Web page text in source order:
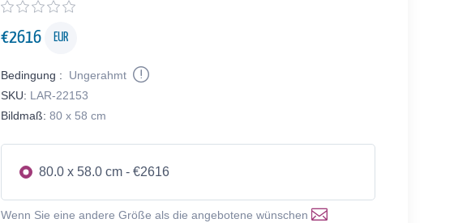
€2616 EUR
Bedingung :
Ungerahmt
SKU: LAR-22153
Bildmaß: 80 x 58 cm
80.0 x 58.0 cm - €2616
Wenn Sie eine andere Größe als die angebotene wünschen